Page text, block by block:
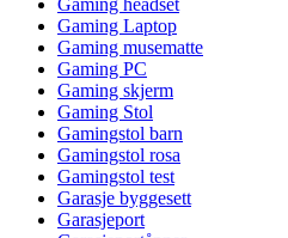
Gaming headset
Gaming Laptop
Gaming musematte
Gaming PC
Gaming skjerm
Gaming Stol
Gamingstol barn
Gamingstol rosa
Gamingstol test
Garasje byggesett
Garasjeport